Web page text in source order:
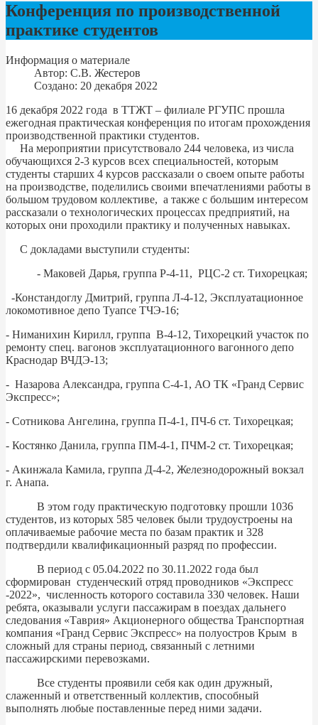
Конференция по производственной
практике студентов
Информация о материале
Автор: С.В. Жестеров
Создано: 20 декабря 2022
16 декабря 2022 года в ТТЖТ – филиале РГУПС прошла
ежегодная практическая конференция по итогам прохождения
производственной практики студентов.
На мероприятии присутствовало 244 человека, из числа
обучающихся 2-3 курсов всех специальностей, которым
студенты старших 4 курсов рассказали о своем опыте работы
на производстве, поделились своими впечатлениями работы в
большом трудовом коллективе, а также с большим интересом
рассказали о технологических процессах предприятий, на
которых они проходили практику и полученных навыках.
С докладами выступили студенты:
- Маковей Дарья, группа Р-4-11, РЦС-2 ст. Тихорецкая;
-Констандоглу Дмитрий, группа Л-4-12, Эксплуатационное
локомотивное депо Туапсе ТЧЭ-16;
- Ниманихин Кирилл, группа В-4-12, Тихорецкий участок по
ремонту спец. вагонов эксплуатационного вагонного депо
Краснодар ВЧДЭ-13;
- Назарова Александра, группа С-4-1, АО ТК «Гранд Сервис
Экспресс»;
- Сотникова Ангелина, группа П-4-1, ПЧ-6 ст. Тихорецкая;
- Костянко Данила, группа ПМ-4-1, ПЧМ-2 ст. Тихорецкая;
- Акинжала Камила, группа Д-4-2, Железнодорожный вокзал
г. Анапа.
В этом году практическую подготовку прошли 1036
студентов, из которых 585 человек были трудоустроены на
оплачиваемые рабочие места по базам практик и 328
подтвердили квалификационный разряд по профессии.
В период с 05.04.2022 по 30.11.2022 года был
сформирован студенческий отряд проводников «Экспресс
-2022», численность которого составила 330 человек. Наши
ребята, оказывали услуги пассажирам в поездах дальнего
следования «Таврия» Акционерного общества Транспортная
компания «Гранд Сервис Экспресс» на полуостров Крым в
сложный для страны период, связанный с летними
пассажирскими перевозками.
Все студенты проявили себя как один дружный,
слаженный и ответственный коллектив, способный
выполнять любые поставленные перед ними задачи.